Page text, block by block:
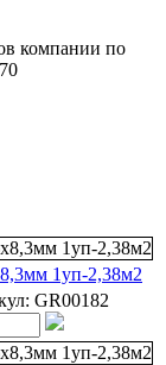
компании по
1уп-2,38м2
GR00182